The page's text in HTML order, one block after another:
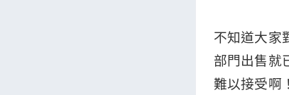
不知道大家
部門出售就
難以接受啊！